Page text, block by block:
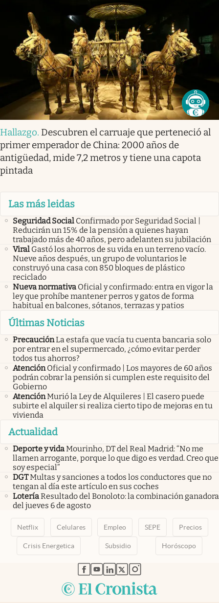
Hallazgo. Descubren el carruaje que perteneció al
primer emperador de China: 2000 años de
antigüedad, mide 7,2 metros y tiene una capota
pintada
Las más leidas
Seguridad Social Confirmado por Seguridad Social |
Reducirán un 15% de la pensión a quienes hayan
trabajado más de 40 años, pero adelanten su jubilación
Viral Gastó los ahorros de su vida en un terreno vacío.
Nueve años después, un grupo de voluntarios le
construyó una casa con 850 bloques de plástico
reciclado
Nueva normativa Oficial y confirmado: entra en vigor la
ley que prohíbe mantener perros y gatos de forma
habitual en balcones, sótanos, terrazas y patios
Últimas Noticias
PrecauciónLa estafa que vacía tu cuenta bancaria solo
por entrar en el supermercado, ¿cómo evitar perder
todos tus ahorros?
Atención Oficial y confirmado | Los mayores de 60 años
podrán cobrar la pensión si cumplen este requisito del
Gobierno
AtenciónMurió la Ley de Alquileres | El casero puede
subirte el alquiler si realiza cierto tipo de mejoras en tu
vivienda
Actualidad
Deporte y vidaMourinho, DT del Real Madrid: “No me
llamen arrogante, porque lo que digo es verdad. Creo que
soy especial”
DGTMultas y sanciones a todos los conductores que no
tengan al día este artículo en sus coches
LoteríaResultado del Bonoloto: la combinación ganadora
del jueves 6 de agosto
Netflix Celulares Empleo SEPE Precios
Crisis Energetica Subsidio Horóscopo
abre en nueva pestaña
abre en nueva pestaña
abre en nueva pestaña
abre en nueva pestaña
abre en nueva pestaña